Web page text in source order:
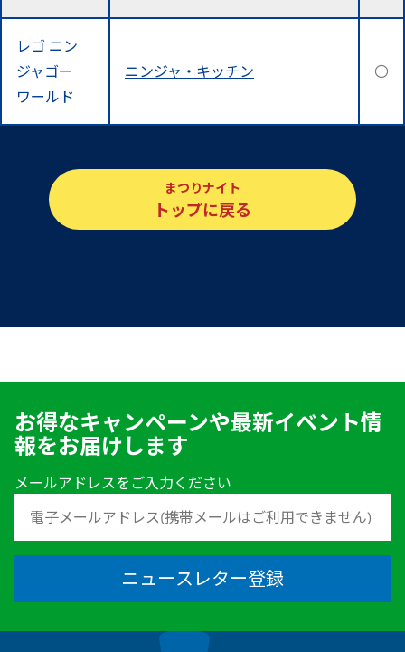
レゴ ニン
ジャゴー
ワールド
ニンジャ・キッチン 〇
まつりナイト
トップに戻る
お得なキャンペーンや最新イベント情
報をお届けします
メールアドレスをご入力ください
ニュースレター登録